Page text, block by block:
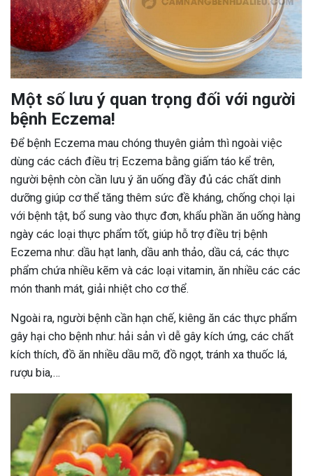
Một số lưu ý quan trọng đối với người
bệnh Eczema!
Để bệnh Eczema mau chóng thuyên giảm thì ngoài việc
dùng các cách điều trị Eczema bằng giấm táo kể trên,
người bệnh còn cần lưu ý ăn uống đầy đủ các chất dinh
dưỡng giúp cơ thể tăng thêm sức đề kháng, chống chọi lại
với bệnh tật, bổ sung vào thực đơn, khẩu phần ăn uống hàng
ngày các loại thực phẩm tốt, giúp hỗ trợ điều trị bệnh
Eczema như: dầu hạt lanh, dầu anh thảo, dầu cá, các thực
phẩm chứa nhiều kẽm và các loại vitamin, ăn nhiều các các
món thanh mát, giải nhiệt cho cơ thể.
Ngoài ra, người bệnh cần hạn chế, kiêng ăn các thực phẩm
gây hại cho bệnh như: hải sản vì dễ gây kích ứng, các chất
kích thích, đồ ăn nhiều dầu mỡ, đồ ngọt, tránh xa thuốc lá,
rượu bia,…